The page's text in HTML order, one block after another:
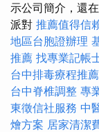
示公司簡介，還
派對 推薦值得信
地區台胞證辦理
推薦 找專業記帳
台中排毒療程推薦
台中脊椎調整 專
東徵信社服務 中
燴方案 居家清潔